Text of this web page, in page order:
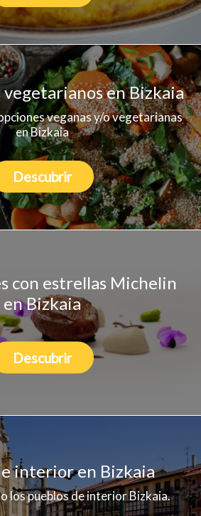
en Bizkaia
veganas y/o vegetarianas
en Bizkaia
Descubrir
con estrellas Michelin
en Bizkaia
Descubrir
interior en Bizkaia
los pueblos de interior Bizkaia.